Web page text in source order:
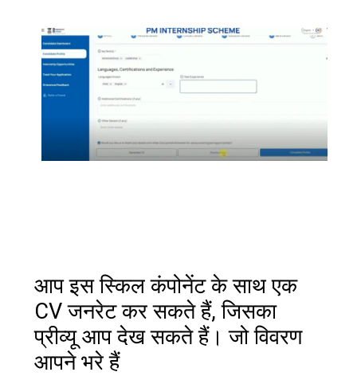
आप इस स्किल कंपोनेंट के साथ एक
CV जनरेट कर सकते हैं, जिसका
प्रीव्यू आप देख सकते हैं। जो विवरण
आपने भरे हैं